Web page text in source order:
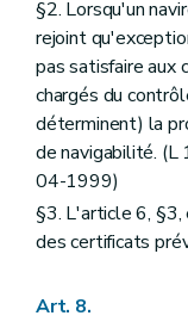
§2. Lorsqu'un
rejoint
pas satisfaire aux
chargés du
déterminent) la
de navigabilité.
04-1999)
§3. L'article 6,
des certificats
Art. 8.